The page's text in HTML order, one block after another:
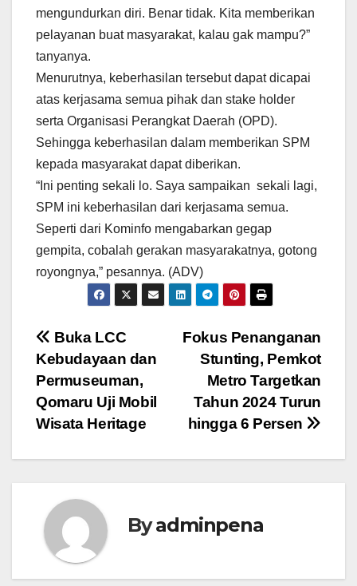
mengundurkan diri. Benar tidak. Kita memberikan
pelayanan buat masyarakat, kalau gak mampu?”
tanyanya.
Menurutnya, keberhasilan tersebut dapat dicapai
atas kerjasama semua pihak dan stake holder
serta Organisasi Perangkat Daerah (OPD).
Sehingga keberhasilan dalam memberikan SPM
kepada masyarakat dapat diberikan.
“Ini penting sekali lo. Saya sampaikan sekali lagi,
SPM ini keberhasilan dari kerjasama semua.
Seperti dari Kominfo mengabarkan gegap
gempita, cobalah gerakan masyarakatnya, gotong
royongnya,” pesannya. (ADV)
Navigasi
pos
Fokus Penanganan
Stunting, Pemkot
Metro Targetkan
Tahun 2024 Turun
hingga 6 Persen
Buka LCC
Kebudayaan dan
Permuseuman,
Qomaru Uji Mobil
Wisata Heritage
Byadminpena